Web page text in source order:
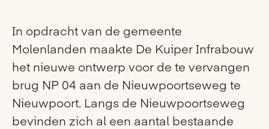
In opdracht van de gemeente
Molenlanden maakte De Kuiper Infrabouw
het nieuwe ontwerp voor de te vervangen
brug NP 04 aan de Nieuwpoortseweg te
Nieuwpoort. Langs de Nieuwpoortseweg
bevinden zich al een aantal bestaande